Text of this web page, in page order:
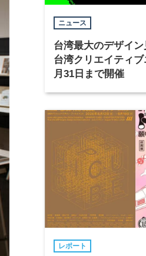
ニュース
台湾最大のデザイ
台湾クリエイティ
月31日まで開催
レポート